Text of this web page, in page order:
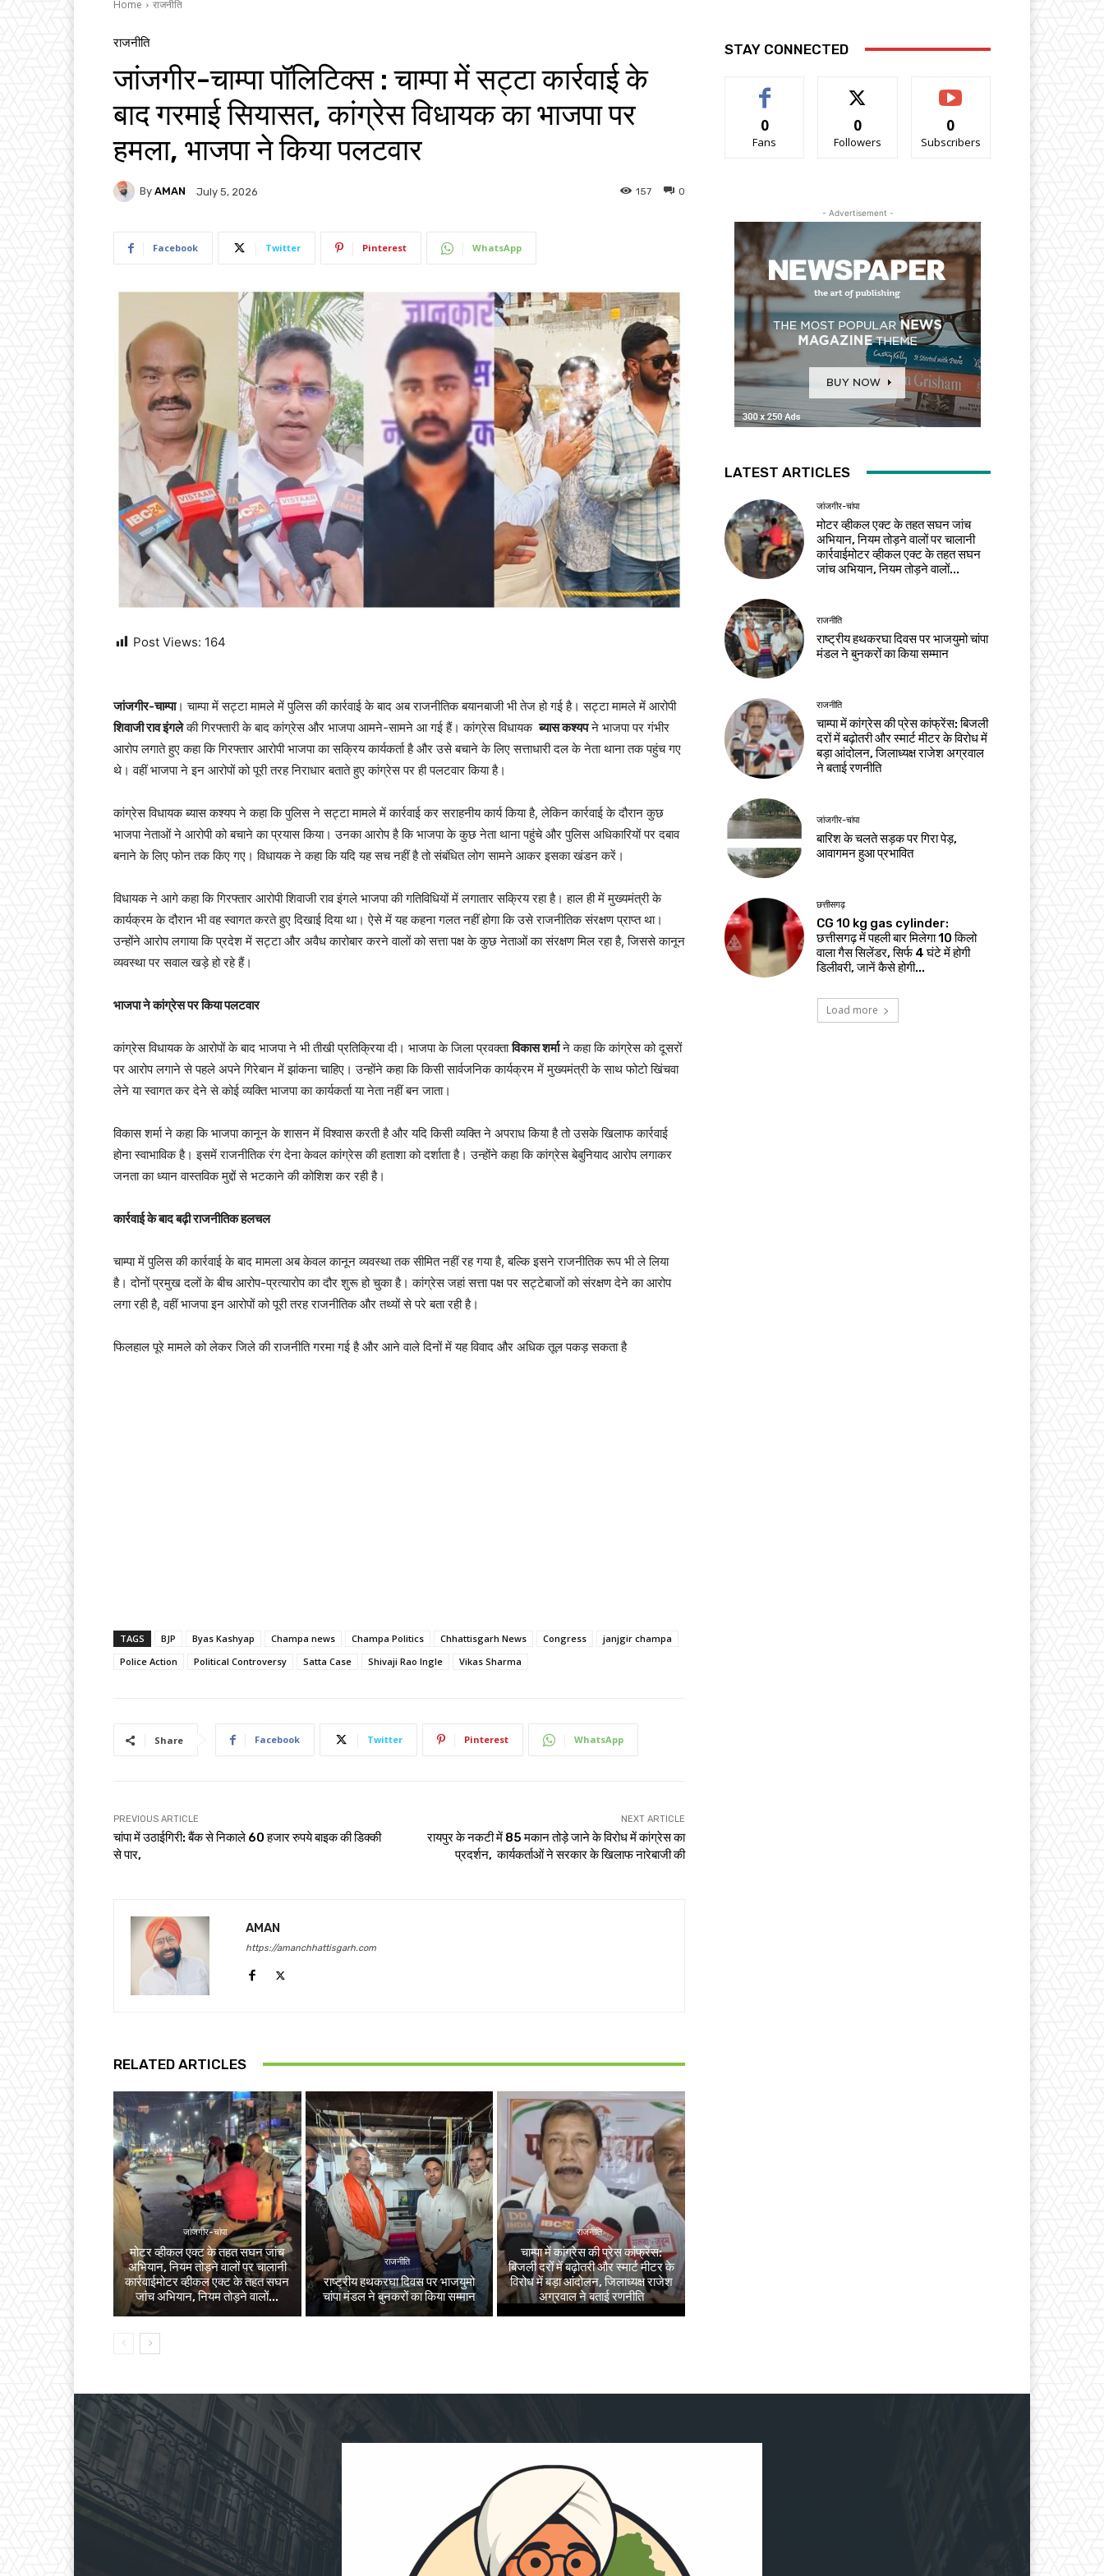
Home राजनीति
राजनीति
जांजगीर-चाम्पा पॉलिटिक्स : चाम्पा में सट्टा कार्रवाई के
बाद गरमाई सियासत, कांग्रेस विधायक का भाजपा पर
हमला, भाजपा ने किया पलटवार
By AMAN July 5, 2026 0
157
Facebook Twitter Pinterest WhatsApp
Post Views: 164
जांजगीर-चाम्पा। चाम्पा में सट्टा मामले में पुलिस की कार्रवाई के बाद अब राजनीतिक बयानबाजी भी तेज हो गई है। सट्टा मामले में आरोपी
शिवाजी राव इंगलेकी गिरफ्तारी के बाद कांग्रेस और भाजपा आमने-सामने आ गई हैं। कांग्रेस विधायकब्यास कश्यपने भाजपा पर गंभीर
आरोप लगाते हुए कहा कि गिरफ्तार आरोपी भाजपा का सक्रिय कार्यकर्ता है और उसे बचाने के लिए सत्ताधारी दल के नेता थाना तक पहुंच गए
थे। वहीं भाजपा ने इन आरोपों को पूरी तरह निराधार बताते हुए कांग्रेस पर ही पलटवार किया है।
कांग्रेस विधायक ब्यास कश्यप ने कहा कि पुलिस ने सट्टा मामले में कार्रवाई कर सराहनीय कार्य किया है, लेकिन कार्रवाई के दौरान कुछ
भाजपा नेताओं ने आरोपी को बचाने का प्रयास किया। उनका आरोप है कि भाजपा के कुछ नेता थाना पहुंचे और पुलिस अधिकारियों पर दबाव
बनाने के लिए फोन तक किए गए। विधायक ने कहा कि यदि यह सच नहीं है तो संबंधित लोग सामने आकर इसका खंडन करें।
विधायक ने आगे कहा कि गिरफ्तार आरोपी शिवाजी राव इंगले भाजपा की गतिविधियों में लगातार सक्रिय रहा है। हाल ही में मुख्यमंत्री के
कार्यक्रम के दौरान भी वह स्वागत करते हुए दिखाई दिया था। ऐसे में यह कहना गलत नहीं होगा कि उसे राजनीतिक संरक्षण प्राप्त था।
उन्होंने आरोप लगाया कि प्रदेश में सट्टा और अवैध कारोबार करने वालों को सत्ता पक्ष के कुछ नेताओं का संरक्षण मिल रहा है, जिससे कानून
व्यवस्था पर सवाल खड़े हो रहे हैं।
भाजपा ने कांग्रेस पर किया पलटवार
कांग्रेस विधायक के आरोपों के बाद भाजपा ने भी तीखी प्रतिक्रिया दी। भाजपा के जिला प्रवक्ताविकास शर्माने कहा कि कांग्रेस को दूसरों
पर आरोप लगाने से पहले अपने गिरेबान में झांकना चाहिए। उन्होंने कहा कि किसी सार्वजनिक कार्यक्रम में मुख्यमंत्री के साथ फोटो खिंचवा
लेने या स्वागत कर देने से कोई व्यक्ति भाजपा का कार्यकर्ता या नेता नहीं बन जाता।
विकास शर्मा ने कहा कि भाजपा कानून के शासन में विश्वास करती है और यदि किसी व्यक्ति ने अपराध किया है तो उसके खिलाफ कार्रवाई
होना स्वाभाविक है। इसमें राजनीतिक रंग देना केवल कांग्रेस की हताशा को दर्शाता है। उन्होंने कहा कि कांग्रेस बेबुनियाद आरोप लगाकर
जनता का ध्यान वास्तविक मुद्दों से भटकाने की कोशिश कर रही है।
कार्रवाई के बाद बढ़ी राजनीतिक हलचल
चाम्पा में पुलिस की कार्रवाई के बाद मामला अब केवल कानून व्यवस्था तक सीमित नहीं रह गया है, बल्कि इसने राजनीतिक रूप भी ले लिया
है। दोनों प्रमुख दलों के बीच आरोप-प्रत्यारोप का दौर शुरू हो चुका है। कांग्रेस जहां सत्ता पक्ष पर सट्टेबाजों को संरक्षण देने का आरोप
लगा रही है, वहीं भाजपा इन आरोपों को पूरी तरह राजनीतिक और तथ्यों से परे बता रही है।
फिलहाल पूरे मामले को लेकर जिले की राजनीति गरमा गई है और आने वाले दिनों में यह विवाद और अधिक तूल पकड़ सकता है
TAGS BJP Byas Kashyap Champa news Champa Politics Chhattisgarh News Congress
janjgir champa
Police Action
Political Controversy Satta Case Shivaji Rao Ingle Vikas Sharma
Share Facebook Twitter Pinterest WhatsApp
PREVIOUS ARTICLE
चांपा में उठाईगिरी: बैंक से निकाले 60 हजार रुपये बाइक की डिक्की
से पार,
NEXT ARTICLE
रायपुर के नकटी में 85 मकान तोड़े जाने के विरोध में कांग्रेस का
प्रदर्शन, कार्यकर्ताओं ने सरकार के खिलाफ नारेबाजी की
AMAN
https://amanchhattisgarh.com
RELATED ARTICLES
जांजगीर-चांपा
मोटर व्हीकल एक्ट के तहत सघन जांच
अभियान, नियम तोड़ने वालों पर चालानी
कार्रवाईमोटर व्हीकल एक्ट के तहत सघन
जांच अभियान, नियम तोड़ने वालों...
राजनीति
राष्ट्रीय हथकरघा दिवस पर भाजयुमो
चांपा मंडल ने बुनकरों का किया सम्मान
राजनीति
चाम्पा में कांग्रेस की प्रेस कांफ्रेंस:
बिजली दरों में बढ़ोतरी और स्मार्ट मीटर के
विरोध में बड़ा आंदोलन, जिलाध्यक्ष राजेश
अग्रवाल ने बताई रणनीति
STAY CONNECTED
0
Fans
0
Followers
0
Subscribers
- Advertisement -
LATEST ARTICLES
जांजगीर-चांपा
मोटर व्हीकल एक्ट के तहत सघन जांच
अभियान, नियम तोड़ने वालों पर चालानी
कार्रवाईमोटर व्हीकल एक्ट के तहत सघन
जांच अभियान, नियम तोड़ने वालों...
राजनीति
राष्ट्रीय हथकरघा दिवस पर भाजयुमो चांपा
मंडल ने बुनकरों का किया सम्मान
राजनीति
चाम्पा में कांग्रेस की प्रेस कांफ्रेंस: बिजली
दरों में बढ़ोतरी और स्मार्ट मीटर के विरोध में
बड़ा आंदोलन, जिलाध्यक्ष राजेश अग्रवाल
ने बताई रणनीति
जांजगीर-चांपा
बारिश के चलते सड़क पर गिरा पेड़,
आवागमन हुआ प्रभावित
छत्तीसगढ़
CG 10 kg gas cylinder:
छत्तीसगढ़ में पहली बार मिलेगा 10 किलो
वाला गैस सिलेंडर, सिर्फ 4 घंटे में होगी
डिलीवरी, जानें कैसे होगी...
Load more